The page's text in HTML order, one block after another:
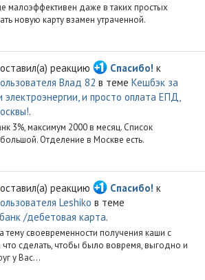
даже в таких простых
новую карту взамен утраченной.
оставил(а) реакцию Спасибо! к
Влад 82 в теме Кешбэк за
и просто оплата ЕПД,
.
3%, максимум 2000 в месяц. Список
Отделение в Москве есть.
оставил(а) реакцию Спасибо! к
Leshiko в теме
/дебетовая карта.
тему своевременности получения каши с
что сделать, чтобы было вовремя, выгодно и
у Вас...